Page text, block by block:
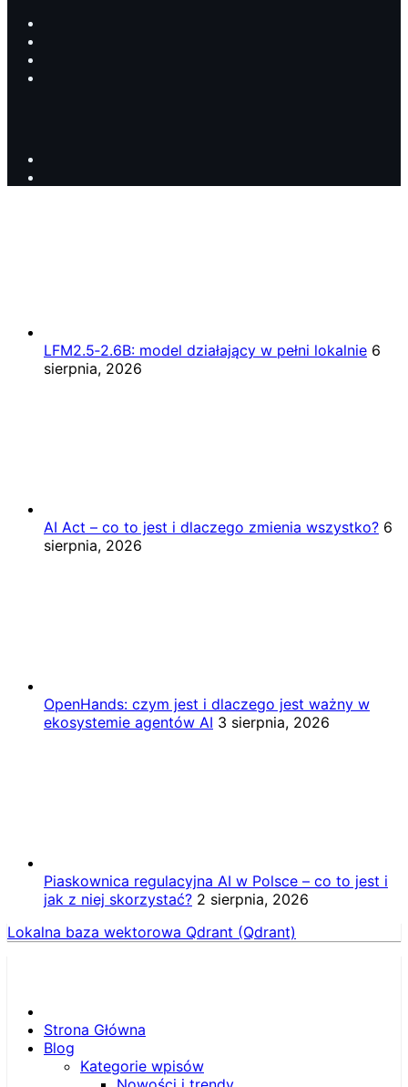
LFM2.5‑2.6B: model działający w pełni lokalnie 6
sierpnia, 2026
AI Act – co to jest i dlaczego zmienia wszystko? 6
sierpnia, 2026
OpenHands: czym jest i dlaczego jest ważny w
ekosystemie agentów AI 3 sierpnia, 2026
Piaskownica regulacyjna AI w Polsce – co to jest i
jak z niej skorzystać? 2 sierpnia, 2026
Lokalna baza wektorowa Qdrant (Qdrant)
Strona Główna
Blog
Kategorie wpisów